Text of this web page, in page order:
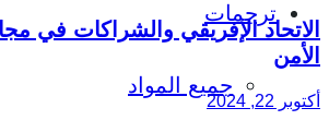
ترجمات
جميع المواد
الاتحاد الإفريقي والشراكات في
الأمن
أكتوبر 22, 2024